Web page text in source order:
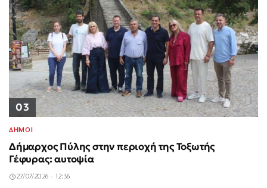
03
ΔΗΜΟΙ
Δήμαρχος Πύλης στην περιοχή της Τοξωτής
Γέφυρας: αυτοψία
27/07/2026 - 12:36